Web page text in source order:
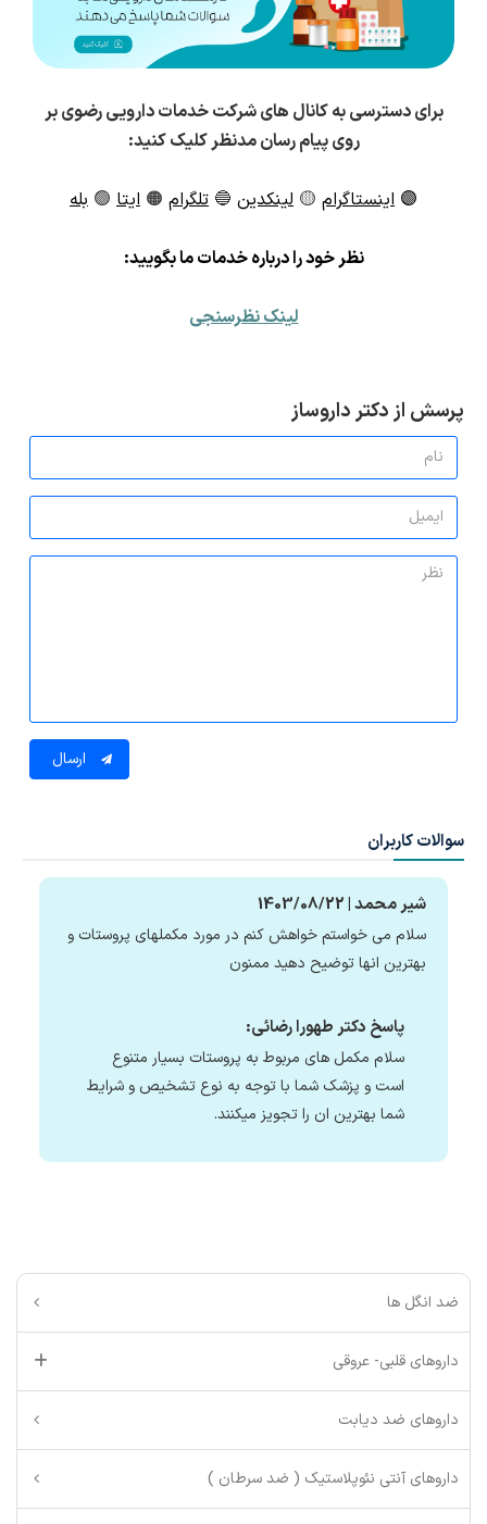
برای دسترسی به کانال های شرکت خدمات دارویی رضوی بر
روی پیام رسان مدنظر کلیک کنید:
🟣 اینستاگرام 🟡 لینکدین 🔵 تلگرام 🟠 ایتا 🟢 بله
نظر خود را درباره خدمات ما بگویید:
لینک نظرسنجی
پرسش از دکتر داروساز
ارسال
سوالات کاربران
شیر محمد | 1403/08/22
سلام می خواستم خواهش کنم در مورد مکملهای پروستات و
بهترین انها توضیح دهید ممنون
پاسخ دکتر طهورا رضائی:
سلام مکمل های مربوط به پروستات بسیار متنوع
است و پزشک شما با توجه به نوع تشخیص و شرایط
شما بهترین ان را تجویز میکنند.
ضد انگل ها
داروهای قلبی- عروقی
داروهای ضد دیابت
داروهای آنتی نئوپلاستیک ( ضد سرطان )